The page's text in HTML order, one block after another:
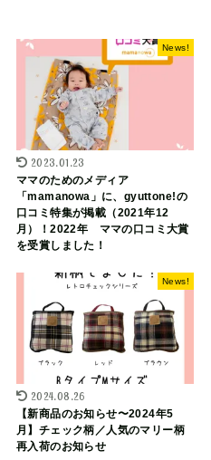
News!
2023.01.23
ママのためのメディア
「mamanowa」に、gyuttone!の
口コミ特集が掲載（2021年12
月）！2022年 ママの口コミ大賞
を受賞しました！
News!
2024.08.26
【新商品のお知らせ〜2024年5
月】チェック柄／人気のマリー柄
再入荷のお知らせ